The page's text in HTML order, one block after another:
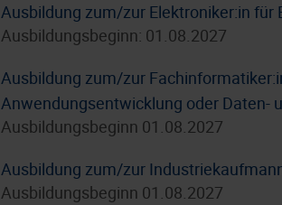
Ausbildung zum/zur Elektroniker:in
Ausbildungsbeginn: 01.08.2027
Ausbildung zum/zur
Anwendungsentwicklung oder Daten-
Ausbildungsbeginn 01.08.2027
Ausbildung zum/zur
Ausbildungsbeginn 01.08.2027